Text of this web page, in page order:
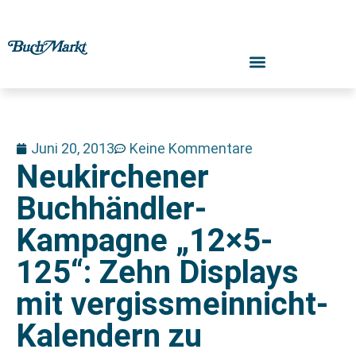
Juni 20, 2013 Keine Kommentare
Neukirchener
Buchhändler-
Kampagne „12×5-
125“: Zehn Displays
mit vergissmeinnicht-
Kalendern zu